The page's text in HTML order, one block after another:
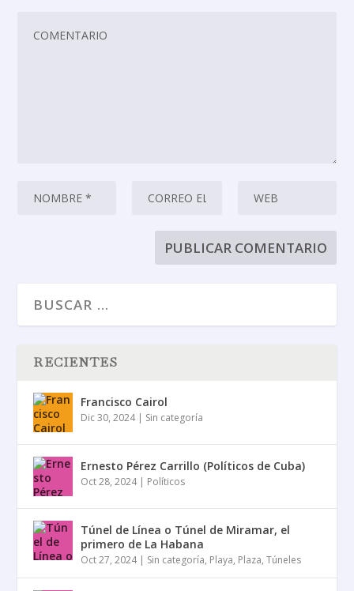
RECIENTES
Francisco Cairol
Dic 30, 2024| Sin categoría
Ernesto Pérez Carrillo (Políticos de Cuba)
Oct 28, 2024| Políticos
Túnel de Línea o Túnel de Miramar, el
primero de La Habana
Oct 27, 2024| Sin categoría, Playa, Plaza,Túneles